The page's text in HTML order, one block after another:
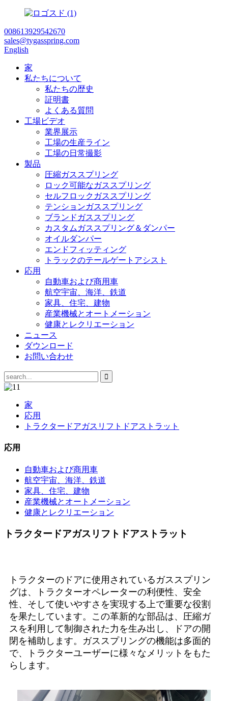
008613929542670
sales@tygasspring.com
English
家
私たちについて
私たちの歴史
証明書
よくある質問
工場ビデオ
業界展示
工場の生産ライン
工場の日常撮影
製品
圧縮ガススプリング
ロック可能なガススプリング
セルフロックガススプリング
テンションガススプリング
ブランドガススプリング
カスタムガススプリング＆ダンパー
オイルダンパー
エンドフィッティング
トラックのテールゲートアシスト
応用
自動車および商用車
航空宇宙、海洋、鉄道
家具、住宅、建物
産業機械とオートメーション
健康とレクリエーション
ニュース
ダウンロード
お問い合わせ
家
応用
トラクタードアガスリフトドアストラット
応用
自動車および商用車
航空宇宙、海洋、鉄道
家具、住宅、建物
産業機械とオートメーション
健康とレクリエーション
トラクタードアガスリフトドアストラット
トラクターのドアに使用されているガススプリン
グは、トラクターオペレーターの利便性、安全
性、そして使いやすさを実現する上で重要な役割
を果たしています。この革新的な部品は、圧縮ガ
スを利用して制御された力を生み出し、ドアの開
閉を補助します。ガススプリングの機能は多面的
で、トラクターユーザーに様々なメリットをもた
らします。